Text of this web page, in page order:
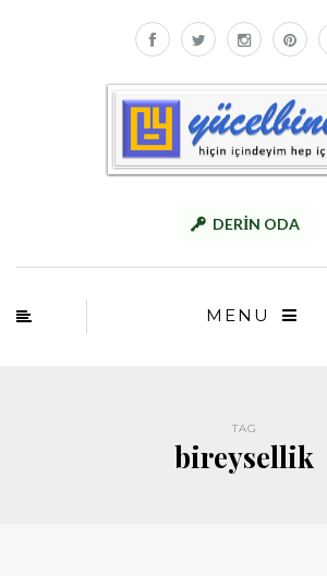
DERİN ODA
MENU
TAG
bireysellik